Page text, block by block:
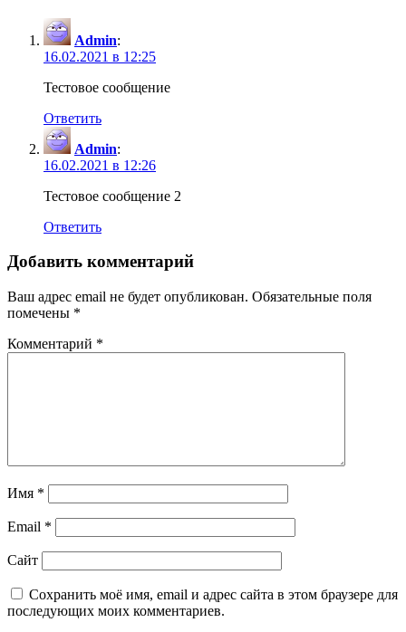
Admin:
16.02.2021 в 12:25
Тестовое сообщение
Ответить
Admin:
16.02.2021 в 12:26
Тестовое сообщение 2
Ответить
Добавить комментарий
Ваш адрес email не будет опубликован. Обязательные поля
помечены *
Комментарий *
Имя *
Email *
Сайт
Сохранить моё имя, email и адрес сайта в этом браузере для
последующих моих комментариев.